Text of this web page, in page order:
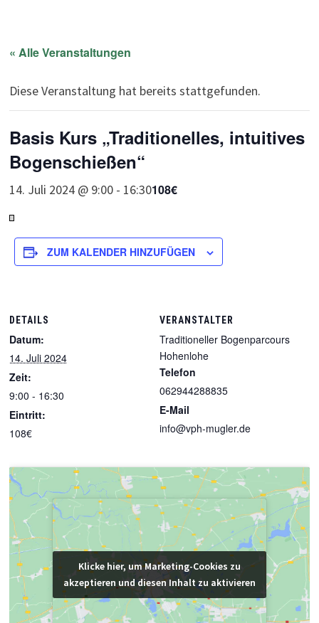
« Alle Veranstaltungen
Diese Veranstaltung hat bereits stattgefunden.
Basis Kurs „Traditionelles, intuitives
Bogenschießen“
14. Juli 2024 @ 9:00- 16:30108€
ZUM KALENDER HINZUFÜGEN
DETAILS
Datum:
14. Juli 2024
Zeit:
9:00 - 16:30
Eintritt:
108€
VERANSTALTER
Traditioneller Bogenparcours
Hohenlohe
Telefon
062944288835
E-Mail
info@vph-mugler.de
Klicke hier, um Marketing-Cookies zu
akzeptieren und diesen Inhalt zu aktivieren
Klicke hier, um Marketing-Cookies zu
akzeptieren und diesen Inhalt zu aktivieren